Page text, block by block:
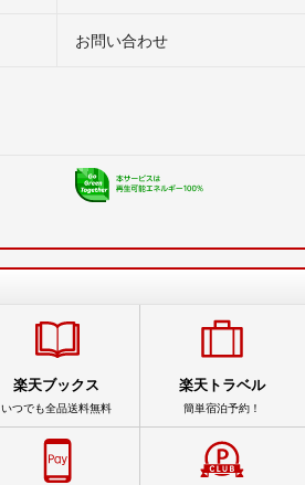
お問い合わせ
楽天ブックス
いつでも全品送料無料
楽天トラベル
簡単宿泊予約！